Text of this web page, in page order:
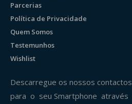
Parcerias
Política de Privacidade
Quem Somos
Testemunhos
Wishlist
Descarregue os nossos contactos
para o seu Smartphone através